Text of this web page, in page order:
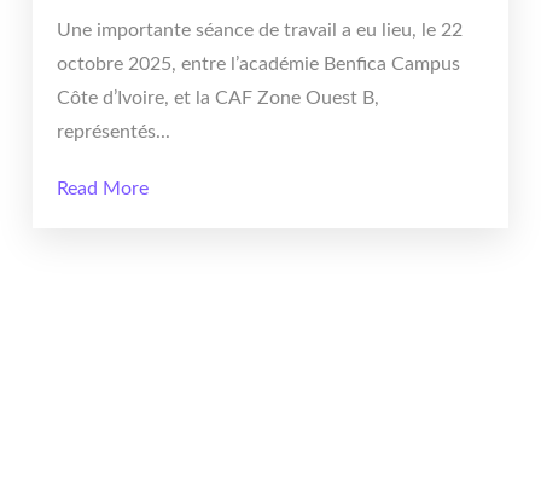
Une importante séance de travail a eu lieu, le 22
octobre 2025, entre l’académie Benfica Campus
Côte d’Ivoire, et la CAF Zone Ouest B,
représentés...
Read More